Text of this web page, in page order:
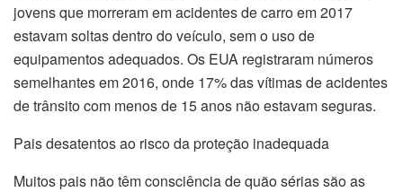
jovens que morreram em acidentes de carro em 2017
estavam soltas dentro do veículo, sem o uso de
equipamentos adequados. Os EUA registraram números
semelhantes em 2016, onde 17% das vítimas de acidentes
de trânsito com menos de 15 anos não estavam seguras.
Pais desatentos ao risco da proteção inadequada
Muitos pais não têm consciência de quão sérias são as